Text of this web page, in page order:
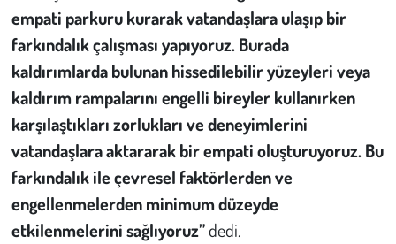
empati parkuru kurarak vatandaşlara ulaşıp bir
farkındalık çalışması yapıyoruz. Burada
kaldırımlarda bulunan hissedilebilir yüzeyleri veya
kaldırım rampalarını engelli bireyler kullanırken
karşılaştıkları zorlukları ve deneyimlerini
vatandaşlara aktararak bir empati oluşturuyoruz. Bu
farkındalık ile çevresel faktörlerden ve
engellenmelerden minimum düzeyde
etkilenmelerini sağlıyoruz”dedi.